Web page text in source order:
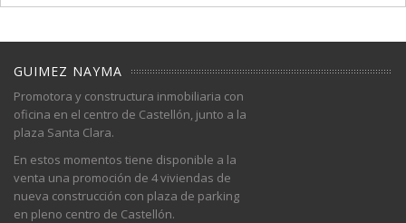
GUIMEZ NAYMA
Promotora y constructura inmobiliaria con
oficina en el centro de Castellón, junto a la
plaza Santa Clara.
En estos momentos tiene disponible a la
venta una promoción de 4 viviendas de
nueva construcción con plaza de parking
en pleno centro de Castellón.